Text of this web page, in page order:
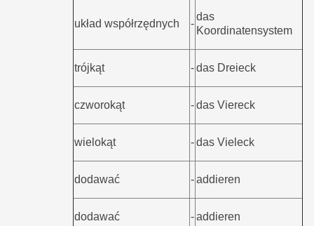
układ współrzędnych -
das
Koordinatensystem
trójkąt -das Dreieck
czworokąt -das Viereck
wielokąt -das Vieleck
dodawać -addieren
dodawać -addieren